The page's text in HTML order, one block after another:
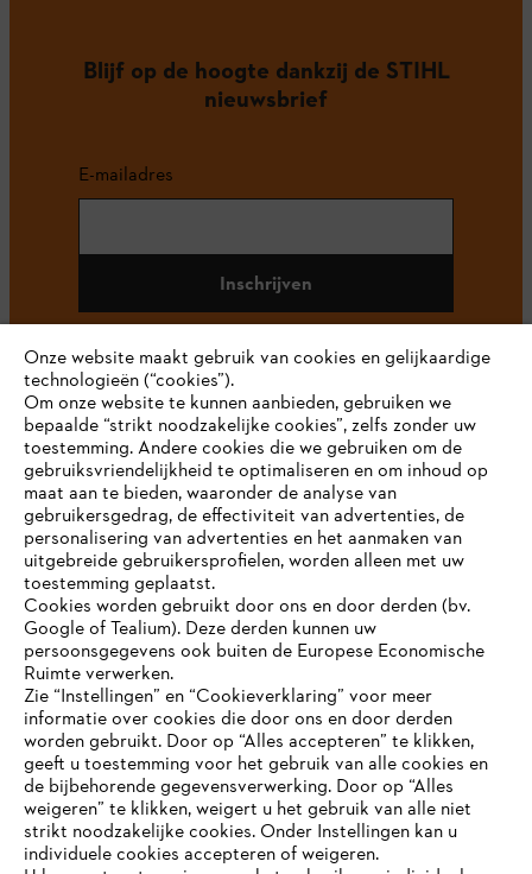
Blijf op de hoogte dankzij de STIHL
nieuwsbrief
E-mailadres
Inschrijven
#STIHL
Bedrijf
STIHL FAQ
Contact
JE BROWSER WORDT NIET
ONDERSTEUND
Je gebruikt een browser die we nog niet ondersteunen. Om
onze website optimaal te kunnen gebruiken, raden we aan dat
Onze website maakt gebruik van cookies en gelijkaardige
technologieën (“cookies”).
Om onze website te kunnen aanbieden, gebruiken we
bepaalde “strikt noodzakelijke cookies”, zelfs zonder uw
toestemming. Andere cookies die we gebruiken om de
gebruiksvriendelijkheid te optimaliseren en om inhoud op
maat aan te bieden, waaronder de analyse van
gebruikersgedrag, de effectiviteit van advertenties, de
personalisering van advertenties en het aanmaken van
uitgebreide gebruikersprofielen, worden alleen met uw
toestemming geplaatst.
Cookies worden gebruikt door ons en door derden (bv.
Google of Tealium). Deze derden kunnen uw
persoonsgegevens ook buiten de Europese Economische
Ruimte verwerken.
Zie “Instellingen” en “Cookieverklaring” voor meer
informatie over cookies die door ons en door derden
worden gebruikt. Door op “Alles accepteren” te klikken,
geeft u toestemming voor het gebruik van alle cookies en
de bijbehorende gegevensverwerking. Door op “Alles
weigeren” te klikken, weigert u het gebruik van alle niet
strikt noodzakelijke cookies. Onder Instellingen kan u
individuele cookies accepteren of weigeren.